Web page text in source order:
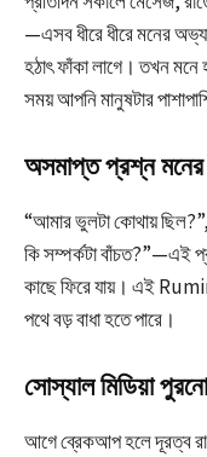
—এসব ধীরে ধীরে মনের
হঠাৎ ফাঁকা লাগে। তখন
সময় আপনি মানুষটার
অসমাপ্ত প্রশ্ন
“আমার ভুলটা কোথায়
কি সম্পর্কটা বাঁচত?”—এই
কাছে ফিরে যায়। এই
পথে বড় বাধা হতে পারে।
সোস্যাল মিডিয়া
আগে ব্রেকআপ হলে দূরত্ব